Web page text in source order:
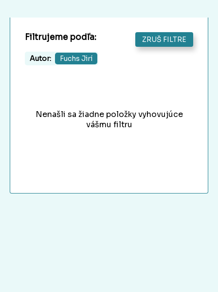
Filtrujeme podľa: ZRUŠ FILTRE
Autor: Fuchs Jirí
Nenašli sa žiadne položky vyhovujúce
vášmu filtru